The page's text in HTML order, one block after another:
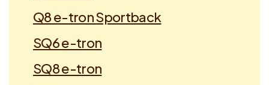
Q8 e-tron Sportback
SQ6 e-tron
SQ8 e-tron